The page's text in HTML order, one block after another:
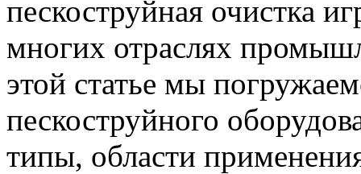
пескоструйная очистка
многих отраслях
этой статье мы
пескоструйного
типы, области